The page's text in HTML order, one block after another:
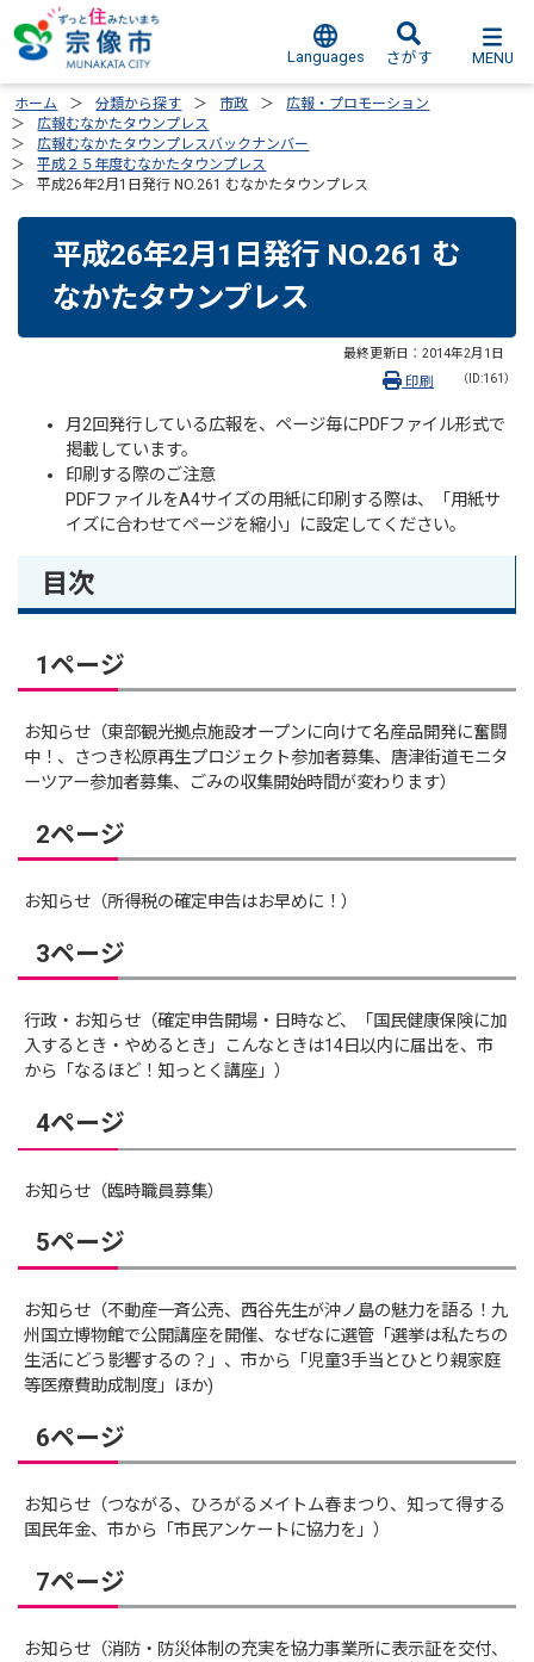
Languages さがす MENU
ホーム 分類から探す 市政
広報・プロモーション
広報むなかたタウンプレス
広報むなかたタウンプレスバックナンバー
平成２５年度むなかたタウンプレス
平成26年2月1日発行 NO.261 むなかたタウンプレス
平成26年2月1日発行 NO.261 む
なかたタウンプレス
最終更新日： 2014年2月1日
（ID:161）
印刷
月2回発行している広報を、ページ毎にPDFファイル形式で
掲載しています。
印刷する際のご注意
PDFファイルをA4サイズの用紙に印刷する際は、「用紙サ
イズに合わせてページを縮小」に設定してください。
目次
1ページ
お知らせ（東部観光拠点施設オープンに向けて名産品開発に奮闘
中！、さつき松原再生プロジェクト参加者募集、唐津街道モニタ
ーツアー参加者募集、ごみの収集開始時間が変わります）
2ページ
お知らせ（所得税の確定申告はお早めに！）
3ページ
行政・お知らせ（確定申告開場・日時など、「国民健康保険に加
入するとき・やめるとき」こんなときは14日以内に届出を、市
から「なるほど！知っとく講座」）
4ページ
お知らせ（臨時職員募集）
5ページ
お知らせ（不動産一斉公売、西谷先生が沖ノ島の魅力を語る！九
州国立博物館で公開講座を開催、なぜなに選管「選挙は私たちの
生活にどう影響するの？」、市から「児童3手当とひとり親家庭
等医療費助成制度」ほか)
6ページ
お知らせ（つながる、ひろがるメイトム春まつり、知って得する
国民年金、市から「市民アンケートに協力を」）
7ページ
お知らせ（消防・防災体制の充実を協力事業所に表示証を交付、